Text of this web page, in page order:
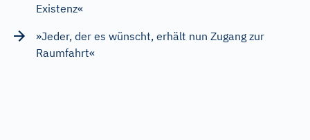
Existenz«
»Jeder, der es wünscht, erhält nun Zugang zur
Raumfahrt«